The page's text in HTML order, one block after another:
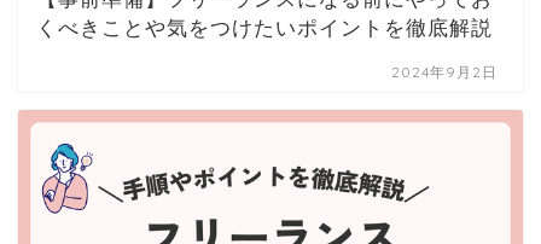
くべきことや気をつけたいポイントを徹底解説
2024年9月2日